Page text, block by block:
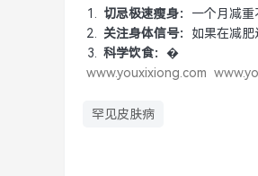
切忌极速瘦身： 一个月减
关注身体信号： 如果在减肥
科学饮食： �
www.youxixiong.com
罕见皮肤病